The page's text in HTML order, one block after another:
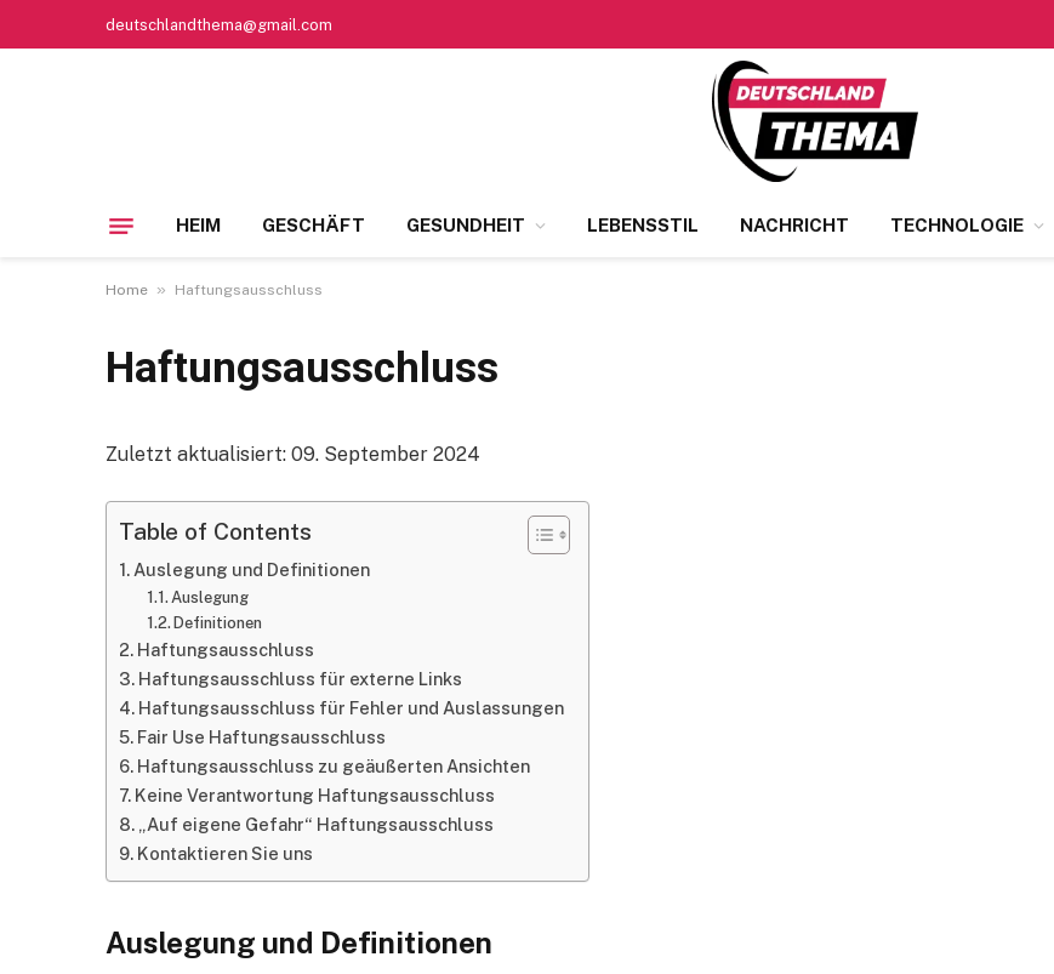
deutschlandthema@gmail.com
HEIM GESCHÄFT GESUNDHEIT LEBENSSTIL NACHRICHT TECHNOLOGIE
Home » Haftungsausschluss
Haftungsausschluss
Zuletzt aktualisiert: 09. September 2024
Table of Contents
Auslegung und Definitionen
Auslegung
Definitionen
Haftungsausschluss
Haftungsausschluss für externe Links
Haftungsausschluss für Fehler und Auslassungen
Fair Use Haftungsausschluss
Haftungsausschluss zu geäußerten Ansichten
Keine Verantwortung Haftungsausschluss
„Auf eigene Gefahr“ Haftungsausschluss
Kontaktieren Sie uns
Auslegung und Definitionen